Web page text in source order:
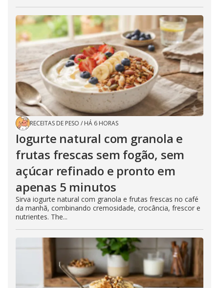
RECEITAS DE PESO / HÁ 6 HORAS
Iogurte natural com granola e
frutas frescas sem fogão, sem
açúcar refinado e pronto em
apenas 5 minutos
Sirva iogurte natural com granola e frutas frescas no café
da manhã, combinando cremosidade, crocância, frescor e
nutrientes. The...